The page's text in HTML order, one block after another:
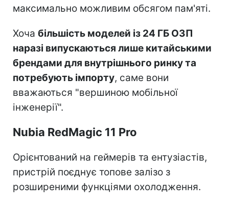
максимально можливим обсягом пам'яті.
Хоча більшість моделей із 24 ГБ ОЗП
наразі випускаються лише китайськими
брендами для внутрішнього ринку та
потребують імпорту, саме вони
вважаються "вершиною мобільної
інженерії".
Nubia RedMagic 11 Pro
Орієнтований на геймерів та ентузіастів,
пристрій поєднує топове залізо з
розширеними функціями охолодження.